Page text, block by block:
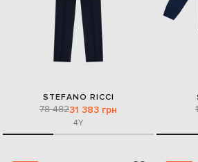
STEFANO RICCI
78 48231 383 грн
4Y